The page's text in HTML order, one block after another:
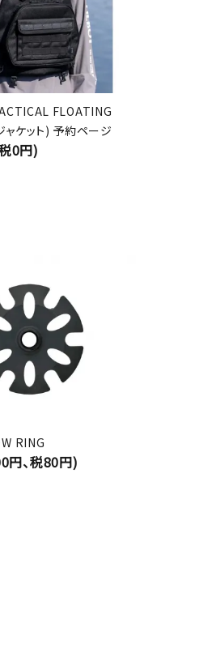
FLOATING
ャケット) 予約ページ
0円)
RING
、税80円)